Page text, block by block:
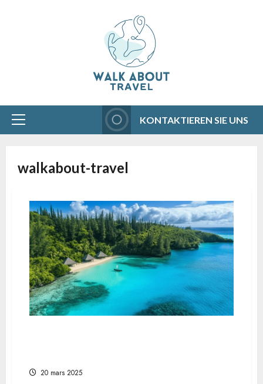
Menu
KONTAKTIEREN SIE UNS
walkabout-travel
20 mars 2025